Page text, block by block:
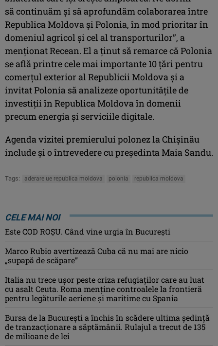
să continuăm şi să aprofundăm colaborarea între
Republica Moldova şi Polonia, în mod prioritar în
domeniul agricol şi cel al transporturilor”, a
menţionat Recean. El a ţinut să remarce că Polonia
se află printre cele mai importante 10 ţări pentru
comerţul exterior al Republicii Moldova şi a
invitat Polonia să analizeze oportunităţile de
investiţii în Republica Moldova în domenii
precum energia şi serviciile digitale.
Agenda vizitei premierului polonez la Chişinău
include şi o întrevedere cu preşedinta Maia Sandu.
Tags: aderare ue republica moldova polonia republica moldova
CELE MAI NOI
Este COD ROŞU. Când vine urgia în Bucureşti
Marco Rubio avertizează Cuba că nu mai are nicio
„supapă de scăpare”
Italia nu trece ușor peste criza refugiaților care au luat
cu asalt Ceuta. Roma menține controalele la frontieră
pentru legăturile aeriene și maritime cu Spania
Bursa de la București a închis în scădere ultima ședință
de tranzacționare a săptămânii. Rulajul a trecut de 135
de milioane de lei